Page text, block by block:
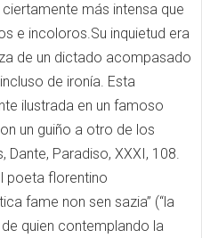
más intensa que
e incoloros.Su inquietud era
de un dictado acompasado
de ironía. Esta
ilustrada en un famoso
un guiño a otro de los
Paradiso, XXXI, 108.
poeta florentino
fame non sen sazia” (“la
quien contemplando la